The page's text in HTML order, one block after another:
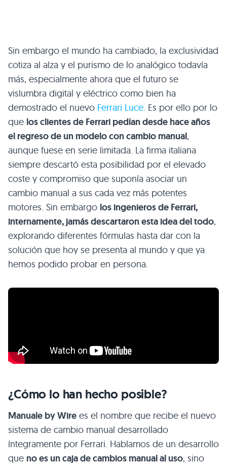
Sin embargo el mundo ha cambiado, la exclusividad
cotiza al alza y el purismo de lo analógico todavía
más, especialmente ahora que el futuro se
vislumbra digital y eléctrico como bien ha
demostrado el nuevo Ferrari Luce. Es por ello por lo
que los clientes de Ferrari pedían desde hace años
el regreso de un modelo con cambio manual,
aunque fuese en serie limitada. La firma italiana
siempre descartó esta posibilidad por el elevado
coste y compromiso que suponía asociar un
cambio manual a sus cada vez más potentes
motores. Sin embargo los ingenieros de Ferrari,
internamente, jamás descartaron esta idea del todo,
explorando diferentes fórmulas hasta dar con la
solución que hoy se presenta al mundo y que ya
hemos podido probar en persona.
¿Cómo lo han hecho posible?
Manuale by Wire es el nombre que recibe el nuevo
sistema de cambio manual desarrollado
íntegramente por Ferrari. Hablamos de un desarrollo
que no es un caja de cambios manual al uso, sino